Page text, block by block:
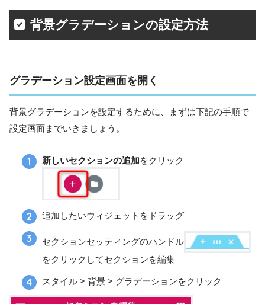
背景グラデーションの設定方法
グラデーション設定画面を開く
背景グラデーションを設定するために、まずは下記の手順で
設定画面までいきましょう。
新しいセクションの追加をクリック
追加したいウィジェットをドラッグ
セクションセッティングのハンドル
をクリックしてセクションを編集
スタイル > 背景 > グラデーションをクリック